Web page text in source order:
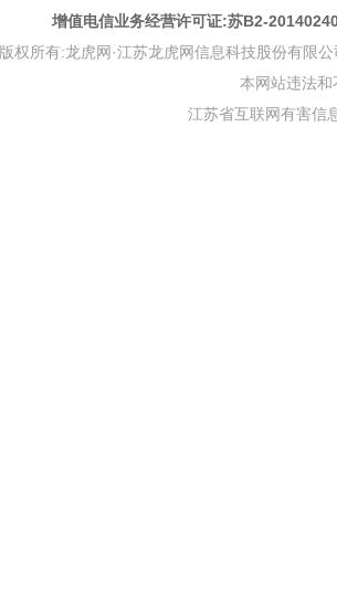
增值电信业务经营许可证:苏B2-
版权所有:龙虎网·江苏龙虎网信息科技股份有限
本网站违法
江苏省互联网有害